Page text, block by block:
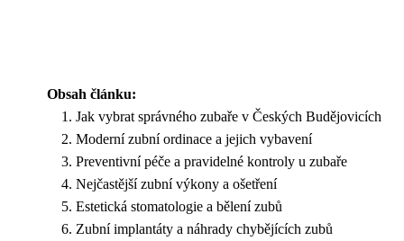
Obsah článku:
Jak vybrat správného zubaře v Českých Budějovicích
Moderní zubní ordinace a jejich vybavení
Preventivní péče a pravidelné kontroly u zubaře
Nejčastější zubní výkony a ošetření
Estetická stomatologie a bělení zubů
Zubní implantáty a náhrady chybějících zubů